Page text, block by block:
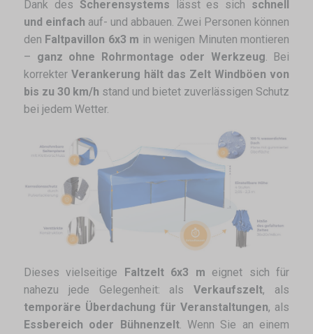
Dank des Scherensystems lässt es sich schnell
und einfach auf- und abbauen. Zwei Personen können
den Faltpavillon 6x3 m in wenigen Minuten montieren
– ganz ohne Rohrmontage oder Werkzeug. Bei
korrekter Verankerung hält das Zelt Windböen von
bis zu 30 km/h stand und bietet zuverlässigen Schutz
bei jedem Wetter.
Dieses vielseitige Faltzelt 6x3 m eignet sich für
nahezu jede Gelegenheit: alsVerkaufszelt, als
temporäre Überdachung für Veranstaltungen, als
Essbereich oder Bühnenzelt. Wenn Sie an einem